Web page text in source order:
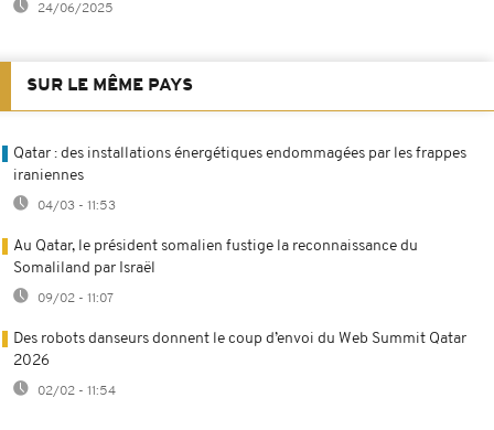
24/06/2025
SUR LE MÊME PAYS
Qatar : des installations énergétiques endommagées par les frappes
iraniennes
04/03 - 11:53
Au Qatar, le président somalien fustige la reconnaissance du
Somaliland par Israël
09/02 - 11:07
Des robots danseurs donnent le coup d’envoi du Web Summit Qatar
2026
02/02 - 11:54